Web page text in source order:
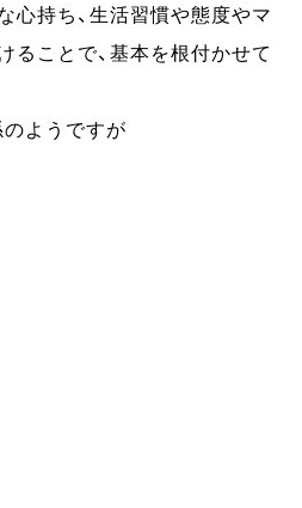
心持ち、生活習慣や態度やマ
ることで、基本を根付かせて
ようですが